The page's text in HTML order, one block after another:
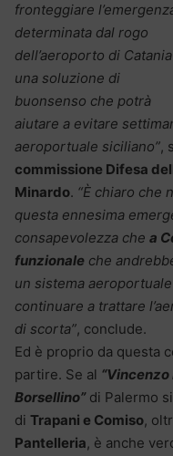
fronteggiare
determinata dal rogo
dell’aeroporto di
una soluzione di
buonsenso che potrà
aiutare a evitare
aeroportuale siciliano”,
commissione Difesa
Minardo. “È chiaro che
questa ennesima
consapevolezza che a
funzionale che
un sistema
continuare a trattare
di scorta”, conclude.
Ed è proprio da questa
partire. Se al “Vincenzo
Borsellino”di Palermo
di Trapani e Comiso,
Pantelleria, è anche